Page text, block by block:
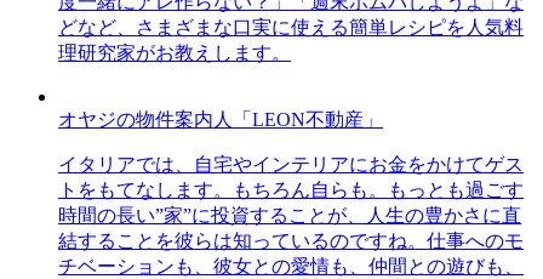
どなど、さまざまな口実に使える簡単レシピを人気料
理研究家がお教えします。
オヤジの物件案内人「LEON不動産」
イタリアでは、自宅やインテリアにお金をかけてゲス
トをもてなします。もちろん自らも。もっとも過ごす
時間の長い”家”に投資することが、人生の豊かさに直
結することを彼らは知っているのですね。仕事へのモ
チベーションも、彼女との愛情も、仲間との遊びも、